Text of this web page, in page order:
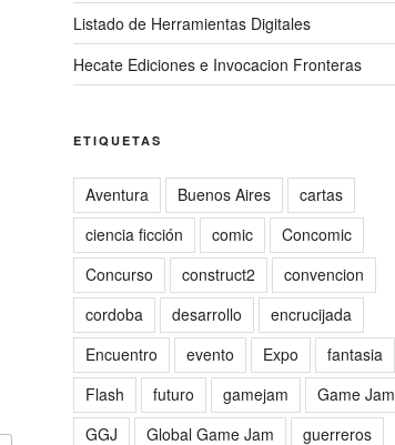
Listado de Herramientas Digitales
Hecate Ediciones e Invocacion Fronteras
ETIQUETAS
Aventura Buenos Aires
cartas
ciencia ficción
comic
Concomic
Concurso
construct2
convencion
cordoba
desarrollo
encrucijada
Encuentro
evento Expo
fantasia
Flash
futuro gamejam
Game Jam
GGJ
Global Game Jam
guerreros